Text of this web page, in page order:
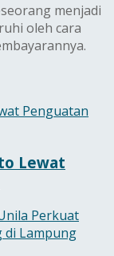
menjadi
oleh cara
Lewat